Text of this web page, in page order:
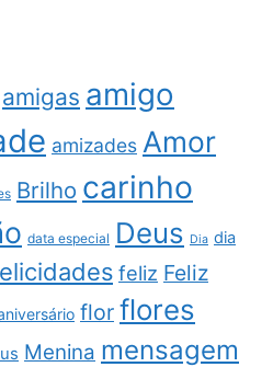
amigas amigo
amizades Amor
Brilho carinho
data especial Deus Dia dia
feliz Feliz
flor flores
Menina mensagem